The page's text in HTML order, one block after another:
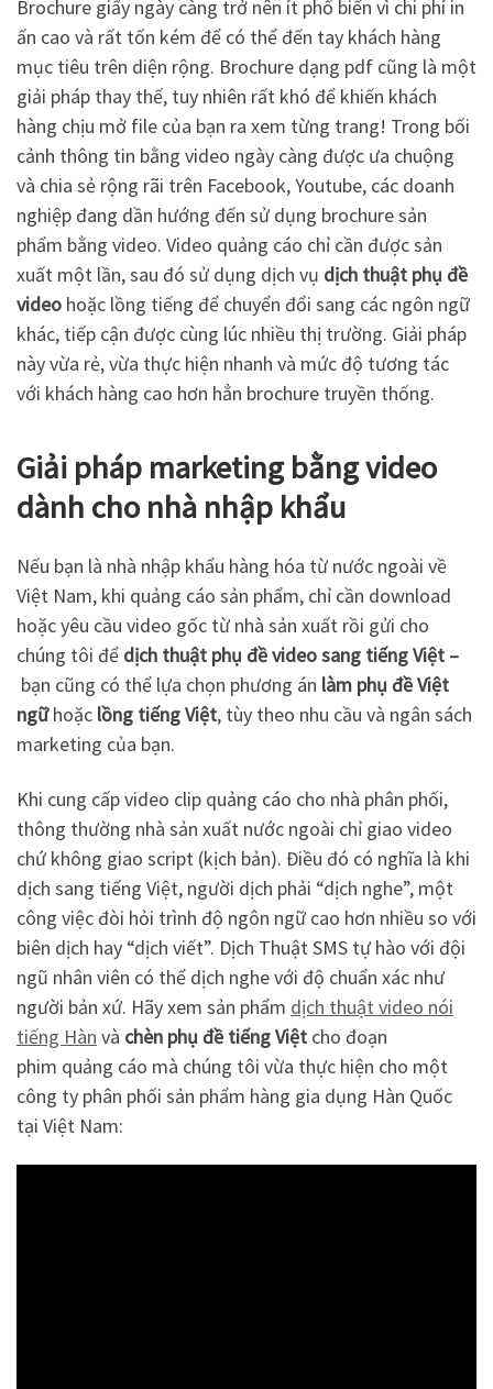
Brochure giấy ngày càng trở nên ít phổ biến vì chi phí in
ấn cao và rất tốn kém để có thể đến tay khách hàng
mục tiêu trên diện rộng. Brochure dạng pdf cũng là một
giải pháp thay thế, tuy nhiên rất khó để khiến khách
hàng chịu mở file của bạn ra xem từng trang! Trong bối
cảnh thông tin bằng video ngày càng được ưa chuộng
và chia sẻ rộng rãi trên Facebook, Youtube, các doanh
nghiệp đang dần hướng đến sử dụng brochure sản
phẩm bằng video. Video quảng cáo chỉ cần được sản
xuất một lần, sau đó sử dụng dịch vụ dịch thuật phụ đề
video hoặc lồng tiếng để chuyển đổi sang các ngôn ngữ
khác, tiếp cận được cùng lúc nhiều thị trường. Giải pháp
này vừa rẻ, vừa thực hiện nhanh và mức độ tương tác
với khách hàng cao hơn hẳn brochure truyền thống.
Giải pháp marketing bằng video
dành cho nhà nhập khẩu
Nếu bạn là nhà nhập khẩu hàng hóa từ nước ngoài về
Việt Nam, khi quảng cáo sản phẩm, chỉ cần download
hoặc yêu cầu video gốc từ nhà sản xuất rồi gửi cho
chúng tôi để dịch thuật phụ đề video sang tiếng Việt –
bạn cũng có thể lựa chọn phương án làm phụ đề Việt
ngữhoặc lồng tiếng Việt, tùy theo nhu cầu và ngân sách
marketing của bạn.
Khi cung cấp video clip quảng cáo cho nhà phân phối,
thông thường nhà sản xuất nước ngoài chỉ giao video
chứ không giao script (kịch bản). Điều đó có nghĩa là khi
dịch sang tiếng Việt, người dịch phải “dịch nghe”, một
công việc đòi hỏi trình độ ngôn ngữ cao hơn nhiều so với
biên dịch hay “dịch viết”. Dịch Thuật SMS tự hào với đội
ngũ nhân viên có thể dịch nghe với độ chuẩn xác như
người bản xứ. Hãy xem sản phẩm dịch thuật video nói
tiếng Hàn và chèn phụ đề tiếng Việt cho đoạn
phim quảng cáo mà chúng tôi vừa thực hiện cho một
công ty phân phối sản phẩm hàng gia dụng Hàn Quốc
tại Việt Nam: